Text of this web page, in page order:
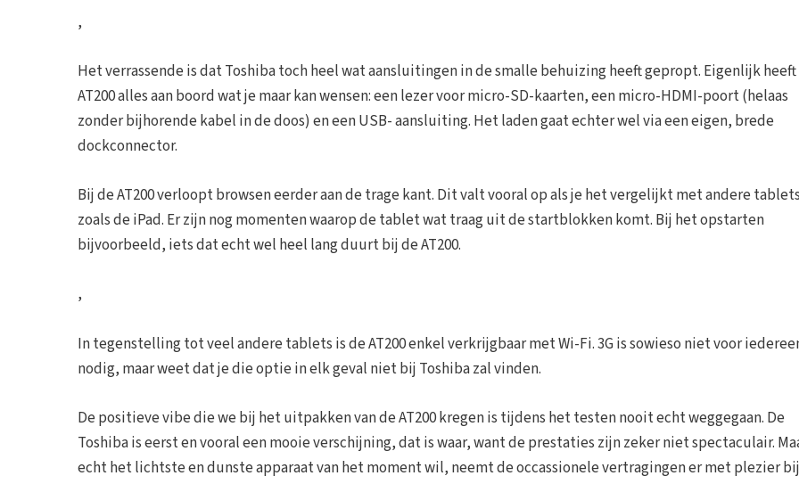
,
Het verrassende is dat Toshiba toch heel wat aansluitingen in de smalle behuizing heeft gepropt. Eigenlijk heeft
AT200 alles aan boord wat je maar kan wensen: een lezer voor micro-SD-kaarten, een micro-HDMI-poort (helaas
zonder bijhorende kabel in de doos) en een USB- aansluiting. Het laden gaat echter wel via een eigen, brede
dockconnector.
Bij de AT200 verloopt browsen eerder aan de trage kant. Dit valt vooral op als je het vergelijkt met andere
zoals de iPad. Er zijn nog momenten waarop de tablet wat traag uit de startblokken komt. Bij het opstarten
bijvoorbeeld, iets dat echt wel heel lang duurt bij de AT200.
,
In tegenstelling tot veel andere tablets is de AT200 enkel verkrijgbaar met Wi-Fi. 3G is sowieso niet voor
nodig, maar weet dat je die optie in elk geval niet bij Toshiba zal vinden.
De positieve vibe die we bij het uitpakken van de AT200 kregen is tijdens het testen nooit echt weggegaan. De
Toshiba is eerst en vooral een mooie verschijning, dat is waar, want de prestaties zijn zeker niet spectaculair.
echt het lichtste en dunste apparaat van het moment wil, neemt de occassionele vertragingen er met plezier